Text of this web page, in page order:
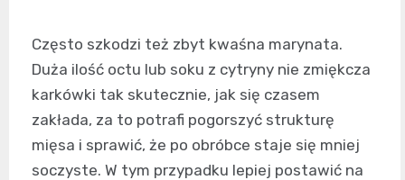
Często szkodzi też zbyt kwaśna marynata.
Duża ilość octu lub soku z cytryny nie zmiękcza
karkówki tak skutecznie, jak się czasem
zakłada, za to potrafi pogorszyć strukturę
mięsa i sprawić, że po obróbce staje się mniej
soczyste. W tym przypadku lepiej postawić na